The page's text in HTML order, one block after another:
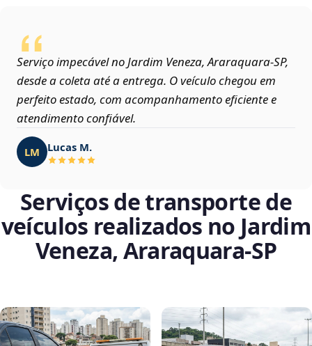
Serviço impecável no Jardim Veneza, Araraquara‑SP,
desde a coleta até a entrega. O veículo chegou em
perfeito estado, com acompanhamento eficiente e
atendimento confiável.
LM Lucas M.
Serviços de transporte de
veículos realizados no Jardim
Veneza, Araraquara‑SP